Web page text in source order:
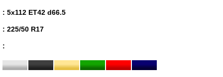
: 5x112 ET42 d66.5
: 225/50 R17
: